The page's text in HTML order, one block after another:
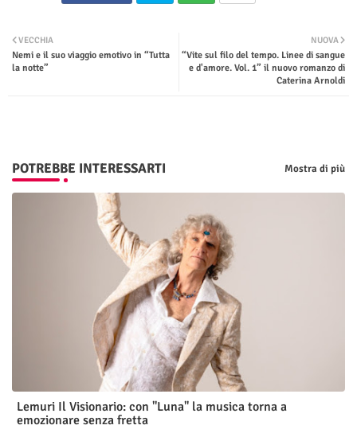
ter tsap
NUOVA
“Vite sul filo del tempo. Linee di sangue
e d'amore. Vol. 1” il nuovo romanzo di
Caterina Arnoldi
VECCHIA
Nemi e il suo viaggio emotivo in “Tutta
la notte”
POTREBBE INTERESSARTI Mostra di più
Lemuri Il Visionario: con "Luna" la musica torna a
emozionare senza fretta